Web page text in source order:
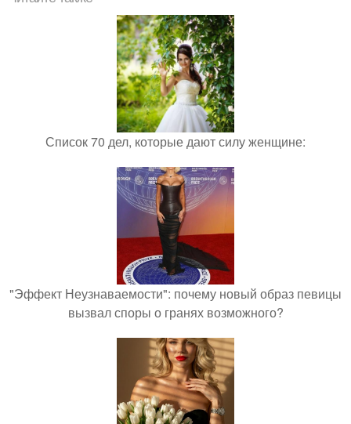
Список 70 дел, которые дают силу женщине:
"Эффект Неузнаваемости": почему новый образ певицы
вызвал споры о гранях возможного?